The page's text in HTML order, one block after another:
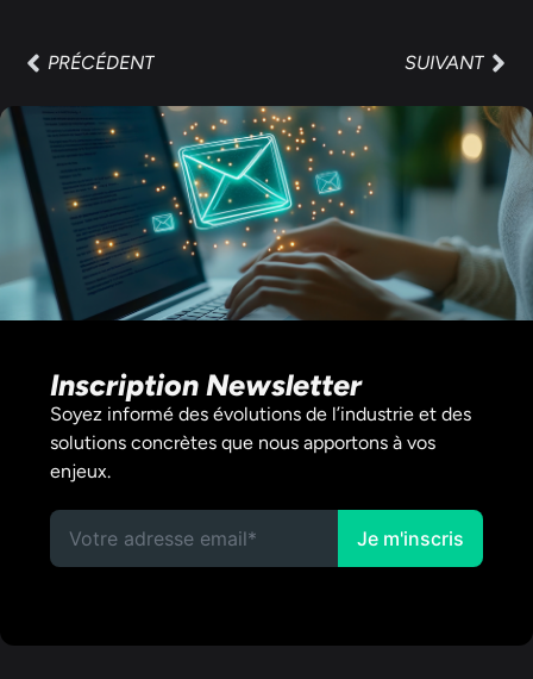
PRÉCÉDENT SUIVANT
Inscription Newsletter
Soyez informé des évolutions de l’industrie et des
solutions concrètes que nous apportons à vos
enjeux.